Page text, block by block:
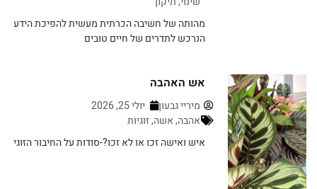
מהותה של חשיבה הכרתית מעשית להפיכת הידע
הנרכש לתדרים של חיים טובים
אש האהבה
מיריי גבעון
יולי 25, 2026
אהבה,אשה,זוגיות
איש ואישה זכו או לא זכו?-סודות על החיבור הזוגי